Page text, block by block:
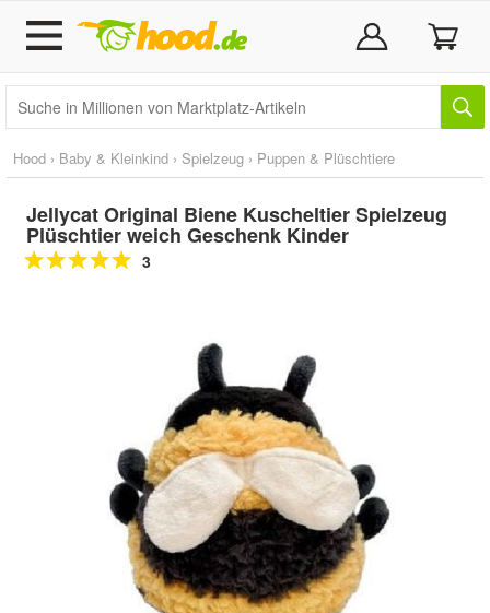
Hood › Baby & Kleinkind › Spielzeug › Puppen & Plüschtiere
Jellycat Original Biene Kuscheltier Spielzeug
Plüschtier weich Geschenk Kinder
3